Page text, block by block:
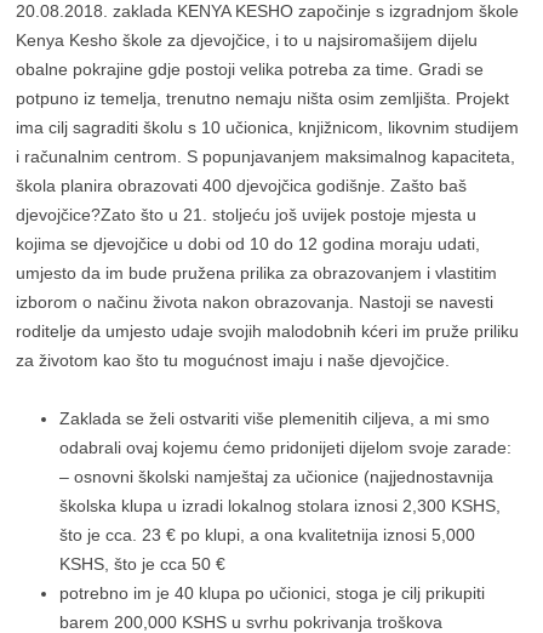
20.08.2018. zaklada KENYA KESHO započinje s izgradnjom škole
Kenya Kesho škole za djevojčice, i to u najsiromašijem dijelu
obalne pokrajine gdje postoji velika potreba za time. Gradi se
potpuno iz temelja, trenutno nemaju ništa osim zemljišta. Projekt
ima cilj sagraditi školu s 10 učionica, knjižnicom, likovnim studijem
i računalnim centrom. S popunjavanjem maksimalnog kapaciteta,
škola planira obrazovati 400 djevojčica godišnje. Zašto baš
djevojčice?Zato što u 21. stoljeću još uvijek postoje mjesta u
kojima se djevojčice u dobi od 10 do 12 godina moraju udati,
umjesto da im bude pružena prilika za obrazovanjem i vlastitim
izborom o načinu života nakon obrazovanja. Nastoji se navesti
roditelje da umjesto udaje svojih malodobnih kćeri im pruže priliku
za životom kao što tu mogućnost imaju i naše djevojčice.
Zaklada se želi ostvariti više plemenitih ciljeva, a mi smo
odabrali ovaj kojemu ćemo pridonijeti dijelom svoje zarade:
– osnovni školski namještaj za učionice (najjednostavnija
školska klupa u izradi lokalnog stolara iznosi 2,300 KSHS,
što je cca. 23 € po klupi, a ona kvalitetnija iznosi 5,000
KSHS, što je cca 50 €
potrebno im je 40 klupa po učionici, stoga je cilj prikupiti
barem 200,000 KSHS u svrhu pokrivanja troškova